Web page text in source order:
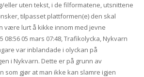
eller uten tekst, i de filformatene, utsnittene
tilpasset plattformen(e) den skal
være lurt å kikke innom med jevne
08:56 05 mars 07:48, Trafikolycka, Nykvarn
var inblandade i olyckan på
i Nykvarn. Dette er på grunn av
som gjør at man ikke kan slamre igjen